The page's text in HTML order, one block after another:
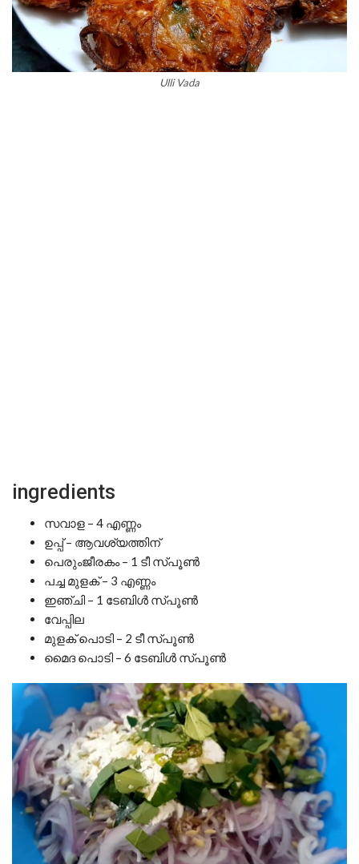
Ulli Vada
ingredients
സവാള – 4 എണ്ണം
ഉപ്പ് – ആവശ്യത്തിന്
പെരുംജീരകം – 1 ടീ സ്പൂൺ
പച്ച മുളക് – 3 എണ്ണം
ഇഞ്ചി – 1 ടേബിൾ സ്പൂൺ
വേപ്പില
മുളക് പൊടി – 2 ടീ സ്പൂൺ
മൈദ പൊടി – 6 ടേബിൾ സ്പൂൺ